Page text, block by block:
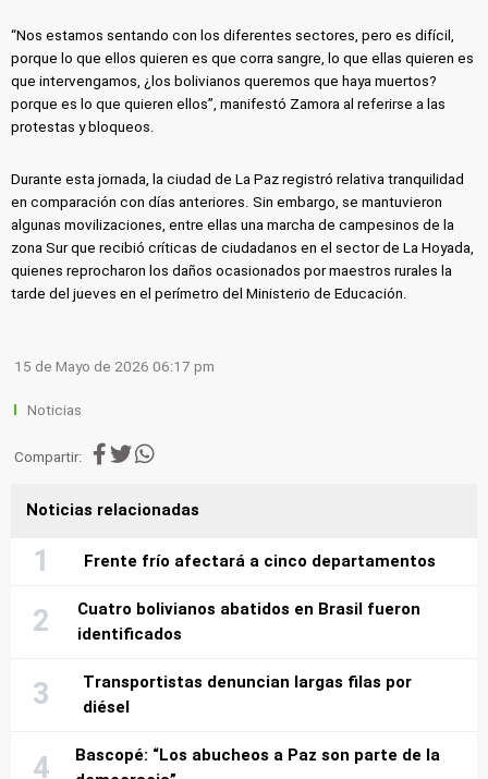
“Nos estamos sentando con los diferentes sectores, pero es difícil,
porque lo que ellos quieren es que corra sangre, lo que ellas quieren es
que intervengamos, ¿los bolivianos queremos que haya muertos?
porque es lo que quieren ellos”, manifestó Zamora al referirse a las
protestas y bloqueos.
Durante esta jornada, la ciudad de La Paz registró relativa tranquilidad
en comparación con días anteriores. Sin embargo, se mantuvieron
algunas movilizaciones, entre ellas una marcha de campesinos de la
zona Sur que recibió críticas de ciudadanos en el sector de La Hoyada,
quienes reprocharon los daños ocasionados por maestros rurales la
tarde del jueves en el perímetro del Ministerio de Educación.
15 de Mayo de 2026 06:17 pm
Noticias
Compartir:
Noticias relacionadas
Frente frío afectará a cinco departamentos
Cuatro bolivianos abatidos en Brasil fueron
identificados
Transportistas denuncian largas filas por
diésel
Bascopé: “Los abucheos a Paz son parte de la